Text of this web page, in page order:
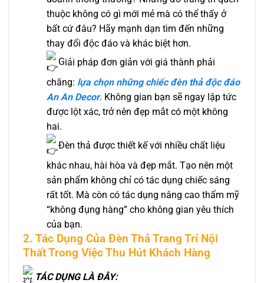
thuộc không có gì mới mẻ mà có thể thấy ở
bất cứ đâu? Hãy mạnh dạn tìm đến những
thay đổi độc đáo và khác biệt hơn.
Giải pháp đơn giản với giá thành phải
chăng: lựa chọn những chiếc đèn thả độc đáo
An An Decor. Không gian bạn sẽ ngay lập tức
được lột xác, trở nên đẹp mắt có một không
hai.
Đèn thả được thiết kế với nhiều chất liệu
khác nhau, hài hòa và đẹp mắt. Tạo nên một
sản phẩm không chỉ có tác dụng chiếc sáng
rất tốt. Mà còn có tác dụng nâng cao thẩm mỹ
“không đụng hàng” cho không gian yêu thích
của bạn.
2. Tác Dụng Của Đèn Thả Trang Trí Nội
Thất Trong Việc Thu Hút Khách Hàng
TÁC DỤNG LÀ ĐÂY: